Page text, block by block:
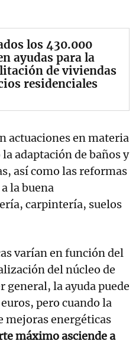
los 430.000
ayudas para la
de viviendas
residenciales
actuaciones en materia
adaptación de baños y
así como las reformas
la buena
carpintería, suelos
varían en función del
del núcleo de
general, la ayuda puede
pero cuando la
energéticas
máximo asciende a